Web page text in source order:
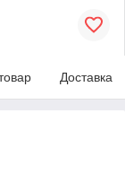
Доставка